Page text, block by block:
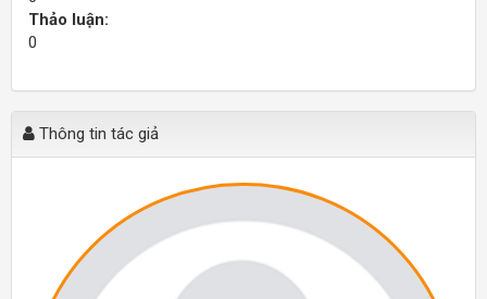
Thảo luận:
0
Thông tin tác giả